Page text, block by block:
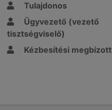
Tulajdonos
Ügyvezető (vezető
tisztségviselő)
Kézbesítési megbízott